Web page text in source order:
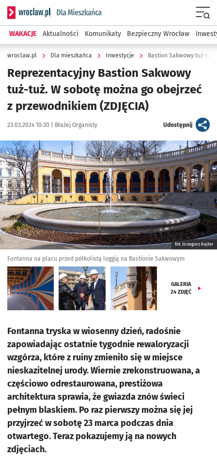
Serwis informacyjny wroclaw.pl podserwis: Dla mieszkańca
WAKACJE Aktualności Komunikaty Bezpieczny Wrocław
wroclaw.pl Dla mieszkańca Inwestycje Bastion Sakwowy tuż-
Reprezentacyjny Bastion Sakwowy
tuż-tuż. W sobotę można go obejrzeć
z przewodnikiem (ZDJĘCIA)
Data publikacji:
23.03.2024 10:30 | Autor:
Błażej Organisty Udostępnijartykuł
Kliknij, aby zobaczyć galerię
Kliknij, aby powiększyć
fot. Grzegorz Rajter
Fontanna na placu przed półkolistą loggią na Bastionie Sakwowym
GALERIA
24 ZDJĘĆ
Fontanna tryska w wiosenny dzień, radośnie
zapowiadając ostatnie tygodnie rewaloryzacji
wzgórza, które z ruiny zmieniło się w miejsce
nieskazitelnej urody. Wiernie zrekonstruowana, a
częściowo odrestaurowana, prestiżowa
architektura sprawia, że gwiazda znów świeci
pełnym blaskiem. Po raz pierwszy można się jej
przyjrzeć w sobotę 23 marca podczas dnia
otwartego. Teraz pokazujemy ją na nowych
zdjęciach.